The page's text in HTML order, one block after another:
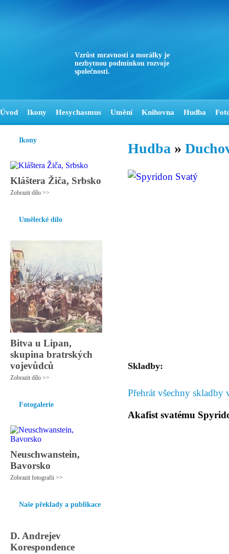
Vzrůst mravnosti a morálky je
nezbytnou podmínkou rozvoje
společnosti.
Úvod Ikony Hesychasmus Umění Knihovna Hudba
Ikony
Kláštera Žiča, Srbsko
Zobrazit dílo >>
Umělecké dílo
Bitva u Lipan,
skupina bratrských
vojevůdců
Zobrazit dílo >>
Fotogalerie
Neuschwanstein,
Bavorsko
Zobrazit fotografii >>
Naše překlady a publikace
D. Andrejev
Korespondence
Hudba »
Skladby:
Přehrát všechny skladby
Akafist svatému